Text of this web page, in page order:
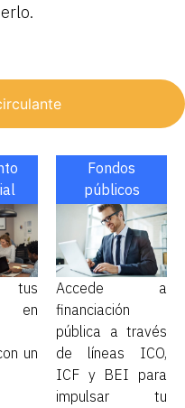
tus
en
un
Fondos
públicos
Accede a
financiación
pública a través
de líneas ICO,
ICF y BEI para
impulsar tu